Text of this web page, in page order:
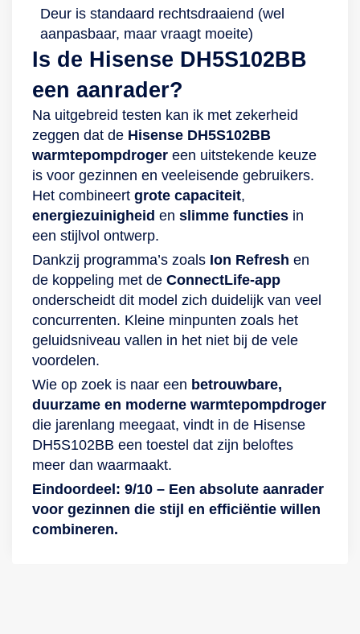
Deur is standaard rechtsdraaiend (wel
aanpasbaar, maar vraagt moeite)
Is de Hisense DH5S102BB
een aanrader?
Na uitgebreid testen kan ik met zekerheid
zeggen dat de Hisense DH5S102BB
warmtepompdroger een uitstekende keuze
is voor gezinnen en veeleisende gebruikers.
Het combineert grote capaciteit,
energiezuinigheid en slimme functies in
een stijlvol ontwerp.
Dankzij programma’s zoals Ion Refresh en
de koppeling met de ConnectLife-app
onderscheidt dit model zich duidelijk van veel
concurrenten. Kleine minpunten zoals het
geluidsniveau vallen in het niet bij de vele
voordelen.
Wie op zoek is naar een betrouwbare,
duurzame en moderne warmtepompdroger
die jarenlang meegaat, vindt in de Hisense
DH5S102BB een toestel dat zijn beloftes
meer dan waarmaakt.
Eindoordeel: 9/10 – Een absolute aanrader
voor gezinnen die stijl en efficiëntie willen
combineren.